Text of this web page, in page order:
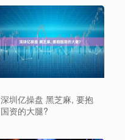
深圳亿操盘 黑芝麻, 要抱
国资的大腿?